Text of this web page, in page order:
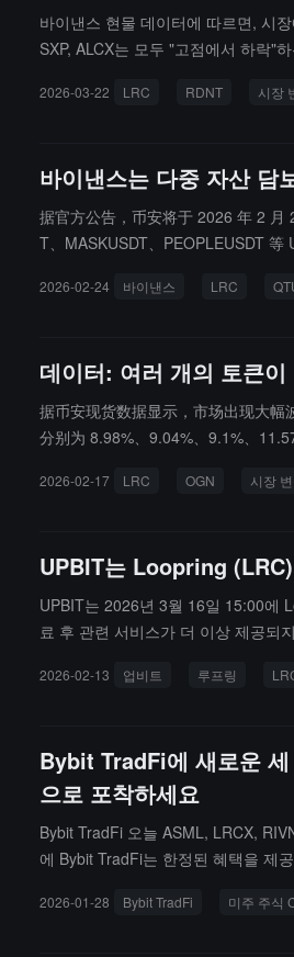
바이낸스 현물 데이터에 따르면, 시
SXP, ALCX는 모두 "고점에서 하락"
2026-03-22 LRC RDNT 시장
바이낸스는 다중 자산 담
据官方公告，币安将于 2026 年 2
T、MASKUSDT、PEOPLEUSDT
2026-02-24 바이낸스 LRC
데이터: 여러 개의 토큰
据币安现货数据显示，市场出现大
分别为 8.98%、9.04%、9.1%、
2026-02-17 LRC OGN 시장
UPBIT는 Loopring
UPBIT는 2026년 3월 16일 15:00에
료 후 관련 서비스가 더 이상 제공되
2026-02-13 업비트 루프링
Bybit TradFi에 새로운
으로 포착하세요
Bybit TradFi 오늘 ASML, LRCX,
에 Bybit TradFi는 한정된 혜택을 제
집중상기 미국 주식은 개장 후 Bybit
2026-01-28 Bybit TradFi 미주 주식